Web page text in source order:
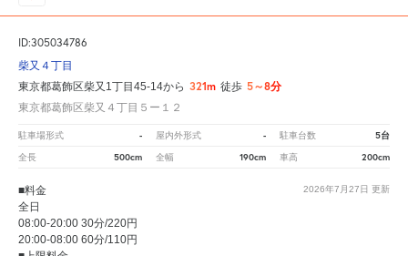
ID:305034786
柴又４丁目
東京都葛飾区柴又1丁目45-14から 321m 徒歩 5～8分
東京都葛飾区柴又４丁目５ー１２
駐車場形式 - 屋内外形式 - 駐車台数 5台
全長 500cm 全幅 190cm 車高 200cm
2026年7月27日 更新
■料金
全日
08:00-20:00 30分/220円
20:00-08:00 60分/110円